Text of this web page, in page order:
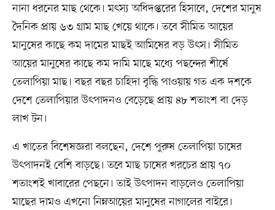
নানা ধরনের মাছ থেকে। মৎস্য অধিদপ্তরের হিসাবে, দেশের মানুষ
দৈনিক প্রায় ৬৩ গ্রাম মাছ খেয়ে থাকে। তবে সীমিত আয়ের
মানুষের কাছে কম দামের মাছই আমিষের বড় উৎস। সীমিত
আয়ের মানুষের কাছে কম দামি মাছে মধ্যে পছন্দের শীর্ষে
তেলাপিয়া মাছ। বছর বছর চাহিদা বৃদ্ধি পাওয়ায় গত এক দশকে
দেশে তেলাপিয়ার উৎপাদনও বেড়েছে প্রায় ৪৮ শতাংশ বা দেড়
লাখ টন।
এ খাতের বিশেষজ্ঞরা বলছেন, দেশে পুরুষ তেলাপিয়া চাষের
উৎপাদনই বেশি বাড়ছে। তবে মাছ চাষের খরচের প্রায় ৭০
শতাংশই খাবারের পেছনে। তাই উৎপাদন বাড়লেও তেলাপিয়া
মাছের দামও এখনো নিম্নআয়ের মানুষের নাগালের বাইরে।